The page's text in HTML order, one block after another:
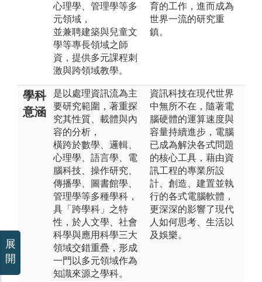
心理學、管理學等多
元領域，
並兼聘建築與兒童文
學等專長領域之師
資，提供多元課程刺
激與跨領域教學。
育的工作，進而成為
世界一流的研究重
鎮。
學科
意涵
是以處理資訊流為主
要研究範圍，著重探
究其性質、載體與內
容的分析，
橫跨於數學、邏輯、
心理學、語言學、電
腦科技、操作研究、
傳播學、圖書館學、
管理學等多種學科，
具「跨學科」之特
性，於人文學、社會
科學與應用科學三大
領域交錯重疊，形成
一門以多元領域作為
知識來源之學科。
資訊科技在現代世界
中無所不在，隨著電
腦硬體的運算速度與
容量持續進步，電腦
已成為解決各式問題
的核心工具，藉由資
訊工程的專業所設
計、創造、建置並執
行的各式電腦軟體，
更深深的影響了現代
人如何思考、生活以
及娛樂。
展
開